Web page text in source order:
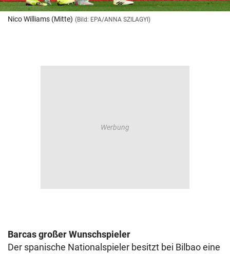
Nico Williams (Mitte) (Bild: EPA/ANNA SZILAGYI)
Barcas großer Wunschspieler
Der spanische Nationalspieler besitzt bei Bilbao eine